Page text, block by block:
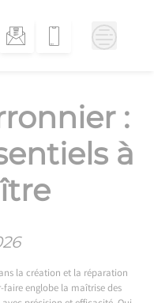
:
à
la création et la réparation
englobe la maîtrise des